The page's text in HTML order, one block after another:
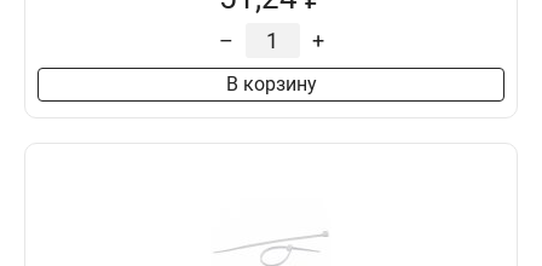
– +
В корзину